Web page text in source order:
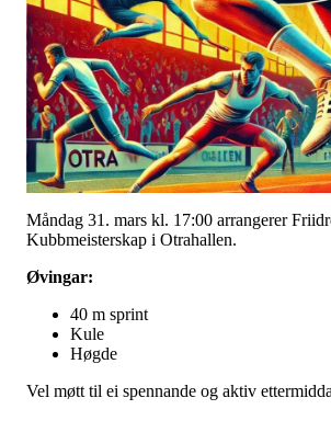
Måndag 31. mars kl. 17:00 arrangerer
Kubbmeisterskap i Otrahallen.
Øvingar:
40 m sprint
Kule
Høgde
Vel møtt til ei spennande og aktiv